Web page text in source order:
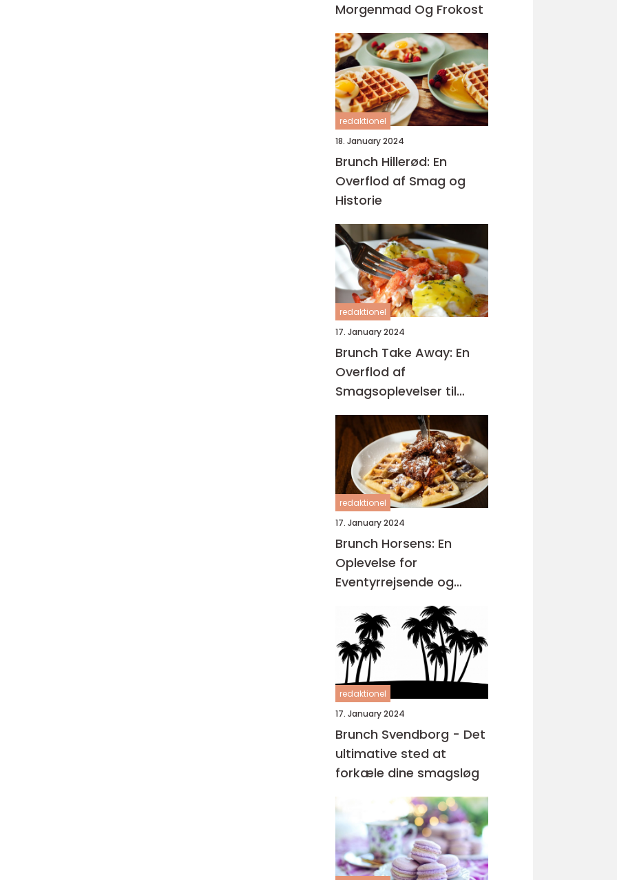
Morgenmad Og Frokost
redaktionel
18. January 2024
Brunch Hillerød: En
Overflod af Smag og
Historie
redaktionel
17. January 2024
Brunch Take Away: En
Overflod af
Smagsoplevelser til
Dem på Farten
redaktionel
17. January 2024
Brunch Horsens: En
Oplevelse for
Eventyrrejsende og
redaktionel
17. January 2024
Brunch Svendborg - Det
ultimative sted at
forkæle dine smagsløg